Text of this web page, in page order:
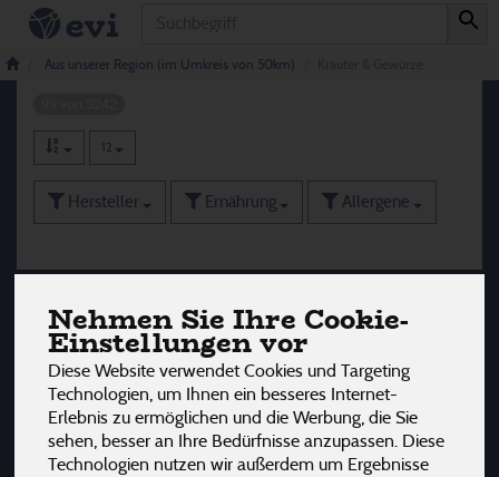
Nehmen Sie Ihre Cookie-
Einstellungen vor
Diese Website verwendet Cookies und Targeting
Technologien, um Ihnen ein besseres Internet-
Erlebnis zu ermöglichen und die Werbung, die Sie
sehen, besser an Ihre Bedürfnisse anzupassen. Diese
Technologien nutzen wir außerdem um Ergebnisse
Aus unserer Region (im Umkreis von 50km)
Kräuter & Gewürze
12
Hersteller Ernährung Allergene